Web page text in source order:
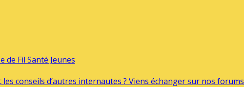
de Fil Santé Jeunes
conseils d’autres internautes ? Viens échanger sur nos forums